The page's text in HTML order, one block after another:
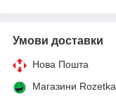
Умови доставки
Нова Пошта
Магазини Rozetka